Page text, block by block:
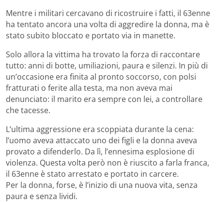
Mentre i militari cercavano di ricostruire i fatti, il 63enne
ha tentato ancora una volta di aggredire la donna, ma è
stato subito bloccato e portato via in manette.
Solo allora la vittima ha trovato la forza di raccontare
tutto: anni di botte, umiliazioni, paura e silenzi. In più di
un’occasione era finita al pronto soccorso, con polsi
fratturati o ferite alla testa, ma non aveva mai
denunciato: il marito era sempre con lei, a controllare
che tacesse.
L’ultima aggressione era scoppiata durante la cena:
l’uomo aveva attaccato uno dei figli e la donna aveva
provato a difenderlo. Da lì, l’ennesima esplosione di
violenza. Questa volta però non è riuscito a farla franca,
il 63enne è stato arrestato e portato in carcere.
Per la donna, forse, è l’inizio di una nuova vita, senza
paura e senza lividi.